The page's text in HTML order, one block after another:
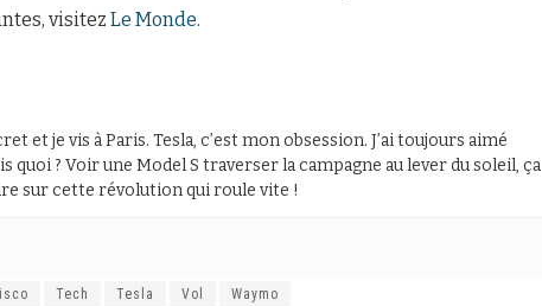
visitez Le Monde.
et je vis à Paris. Tesla, c’est mon obsession. J’ai toujours aimé
quoi ? Voir une Model S traverser la campagne au lever du soleil, ça
sur cette révolution qui roule vite !
Tech Tesla Vol Waymo